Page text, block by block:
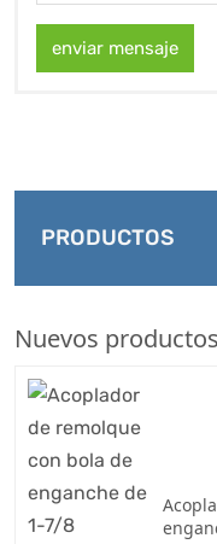
enviar mensaje
PRODUCTOS
Nuevos productos